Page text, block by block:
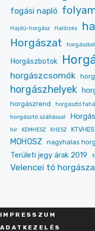
fogási napló
Hajdú-horgász Halőrzés
Horgászat
Horgászbotok
horgászcsomók
horgászhelyek
horgászrend horgásztó
horgásztó szállással
hír
KEMHESZ KHESZ
MOHOSZ nagyhalas
Területi jegy árak 2019
Velencei tó
IMPRESSZU M
ADATKEZELÉS